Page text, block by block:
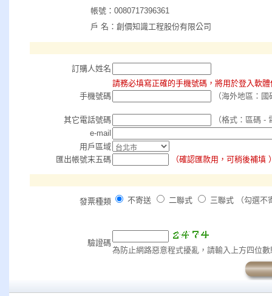
帳號：0080717396361
戶 名：創價知識工程股份有限公司
訂購人姓名
請務必填寫正確的手機號碼，將用於登入軟
手機號碼
（海外地區：
其它電話號碼
（格式：區碼 -
e-mail
用戶區域
匯出帳號末五碼
（確認匯款用，可稍後補填
發票種類 不寄送 二聯式 三聯式 （勾選
驗證碼
為防止網路惡意程式擾亂，請輸入上方四位